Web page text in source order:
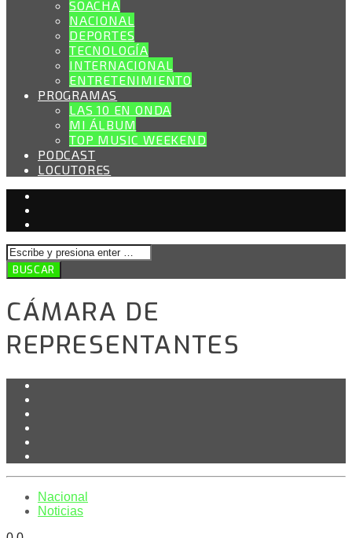
SOACHA
NACIONAL
DEPORTES
TECNOLOGÍA
INTERNACIONAL
ENTRETENIMIENTO
PROGRAMAS
LAS 10 EN ONDA
MI ÁLBUM
TOP MUSIC WEEKEND
PODCAST
LOCUTORES
CÁMARA DE
REPRESENTANTES
Nacional
Noticias